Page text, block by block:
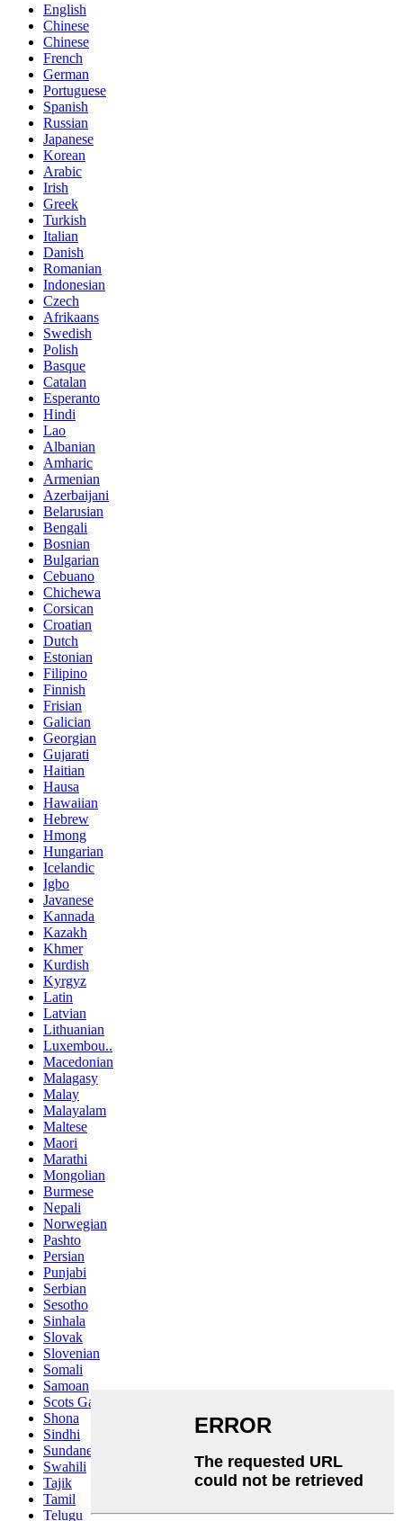
English
Chinese
Chinese
French
German
Portuguese
Spanish
Russian
Japanese
Korean
Arabic
Irish
Greek
Turkish
Italian
Danish
Romanian
Indonesian
Czech
Afrikaans
Swedish
Polish
Basque
Catalan
Esperanto
Hindi
Lao
Albanian
Amharic
Armenian
Azerbaijani
Belarusian
Bengali
Bosnian
Bulgarian
Cebuano
Chichewa
Corsican
Croatian
Dutch
Estonian
Filipino
Finnish
Frisian
Galician
Georgian
Gujarati
Haitian
Hausa
Hawaiian
Hebrew
Hmong
Hungarian
Icelandic
Igbo
Javanese
Kannada
Kazakh
Khmer
Kurdish
Kyrgyz
Latin
Latvian
Lithuanian
Luxembou..
Macedonian
Malagasy
Malay
Malayalam
Maltese
Maori
Marathi
Mongolian
Burmese
Nepali
Norwegian
Pashto
Persian
Punjabi
Serbian
Sesotho
Sinhala
Slovak
Slovenian
Somali
Samoan
Scots Gaelic
Shona
Sindhi
Sundanese
Swahili
Tajik
Tamil
Telugu